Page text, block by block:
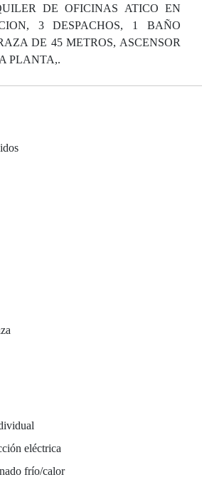
DE OFICINAS ATICO EN
3 DESPACHOS, 1 BAÑO
DE 45 METROS, ASCENSOR
PLANTA,.
eléctrica
frío/calor